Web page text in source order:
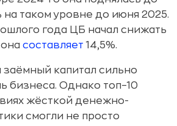
на таком уровне до июня 2025.
года ЦБ начал снижать
составляет 14,5%.
капитал сильно
бизнеса. Однако топ–10
жёсткой денежно-
смогли не просто